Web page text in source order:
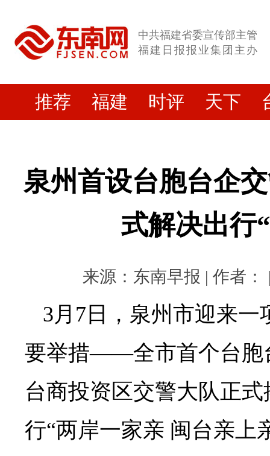
中共福建省委宣传部主管
福建日报报业集团主办
推荐 福建 时评 天下
泉州首设台胞台企
式解决出行
来源：东南早报 | 作者：
3月7日，泉州市迎来
要举措——全市首个台胞
台商投资区交警大队正
行“两岸一家亲 闽台亲上